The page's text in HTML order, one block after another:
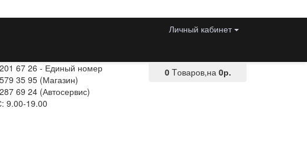
Личный кабинет
67 26 - Единый номер
35 95 (Магазин)
69 24 (Автосервис)
9.00-19.00
0 Tоваров,на 0р.